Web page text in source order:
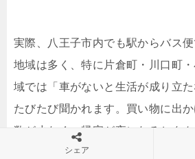
実際、八王子市内でも駅からバス
地域は多く、特に片倉町・川口町
域では「車がないと生活が成り立
たびたび聞かれます。買い物に出
数が少なく、帰宅が夜になるとタク
いことも。シェア